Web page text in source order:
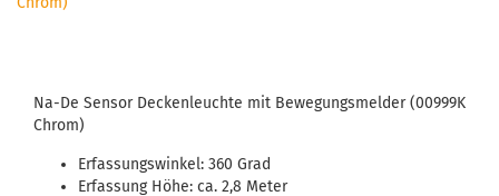
Na-De Sensor Deckenleuchte mit Bewegungsmelder (00999K
Chrom)
Erfassungswinkel: 360 Grad
Erfassung Höhe: ca. 2,8 Meter